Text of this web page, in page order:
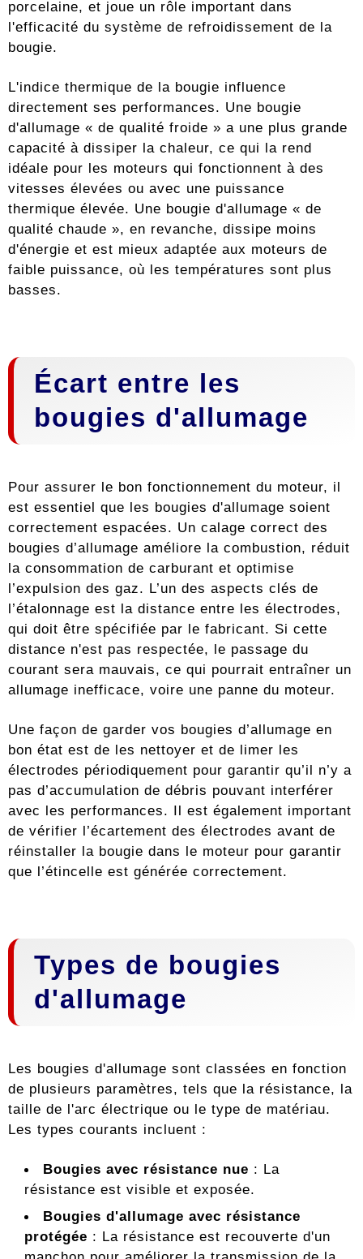
porcelaine, et joue un rôle important dans
l'efficacité du système de refroidissement de la
bougie.
L'indice thermique de la bougie influence
directement ses performances. Une bougie
d'allumage « de qualité froide » a une plus grande
capacité à dissiper la chaleur, ce qui la rend
idéale pour les moteurs qui fonctionnent à des
vitesses élevées ou avec une puissance
thermique élevée. Une bougie d'allumage « de
qualité chaude », en revanche, dissipe moins
d'énergie et est mieux adaptée aux moteurs de
faible puissance, où les températures sont plus
basses.
Écart entre les
bougies d'allumage
Pour assurer le bon fonctionnement du moteur, il
est essentiel que les bougies d'allumage soient
correctement espacées. Un calage correct des
bougies d’allumage améliore la combustion, réduit
la consommation de carburant et optimise
l’expulsion des gaz. L’un des aspects clés de
l’étalonnage est la distance entre les électrodes,
qui doit être spécifiée par le fabricant. Si cette
distance n'est pas respectée, le passage du
courant sera mauvais, ce qui pourrait entraîner un
allumage inefficace, voire une panne du moteur.
Une façon de garder vos bougies d’allumage en
bon état est de les nettoyer et de limer les
électrodes périodiquement pour garantir qu’il n’y a
pas d’accumulation de débris pouvant interférer
avec les performances. Il est également important
de vérifier l’écartement des électrodes avant de
réinstaller la bougie dans le moteur pour garantir
que l’étincelle est générée correctement.
Types de bougies
d'allumage
Les bougies d'allumage sont classées en fonction
de plusieurs paramètres, tels que la résistance, la
taille de l'arc électrique ou le type de matériau.
Les types courants incluent :
Bougies avec résistance nue : La
résistance est visible et exposée.
Bougies d'allumage avec résistance
protégée : La résistance est recouverte d'un